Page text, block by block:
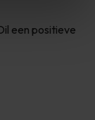
een positieve